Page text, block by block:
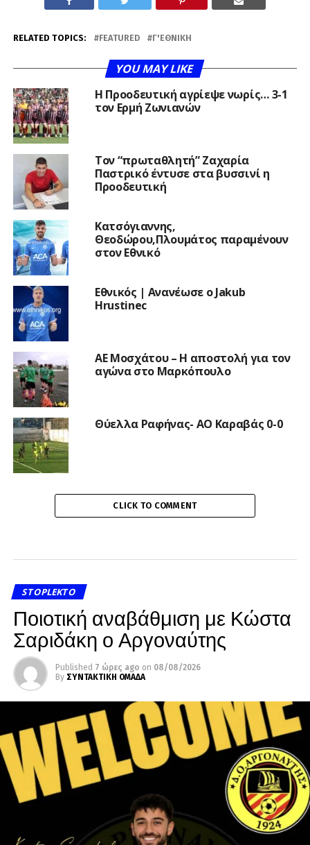
RELATED TOPICS: FEATURED Γ'ΕΘΝΙΚΉ
YOU MAY LIKE
Η Προοδευτική αγρίεψε νωρίς… 3-1
τον Ερμή Ζωνιανών
Τον “πρωταθλητή” Ζαχαρία
Παστρικό έντυσε στα βυσσινί η
Προοδευτική
Κατσόγιαννης,
Θεοδώρου,Πλουμάτος παραμένουν
στον Εθνικό
Εθνικός | Aνανέωσε ο Jakub
Hrustinec
ΑΕ Μοσχάτου – Η αποστολή για τον
αγώνα στο Μαρκόπουλο
Θύελλα Ραφήνας- ΑΟ Καραβάς 0-0
CLICK TO COMMENT
STOPLEKTO
Ποιοτική αναβάθμιση με Κώστα
Σαριδάκη ο Αργοναύτης
Published 7 ώρες ago on 08/08/2026
By ΣΥΝΤΑΚΤΙΚΗ ΟΜΑΔΑ